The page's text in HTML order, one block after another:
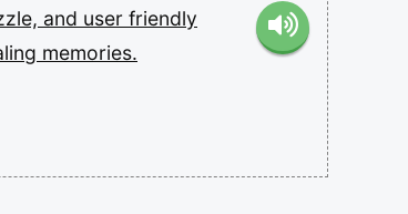
and user friendly
memories.